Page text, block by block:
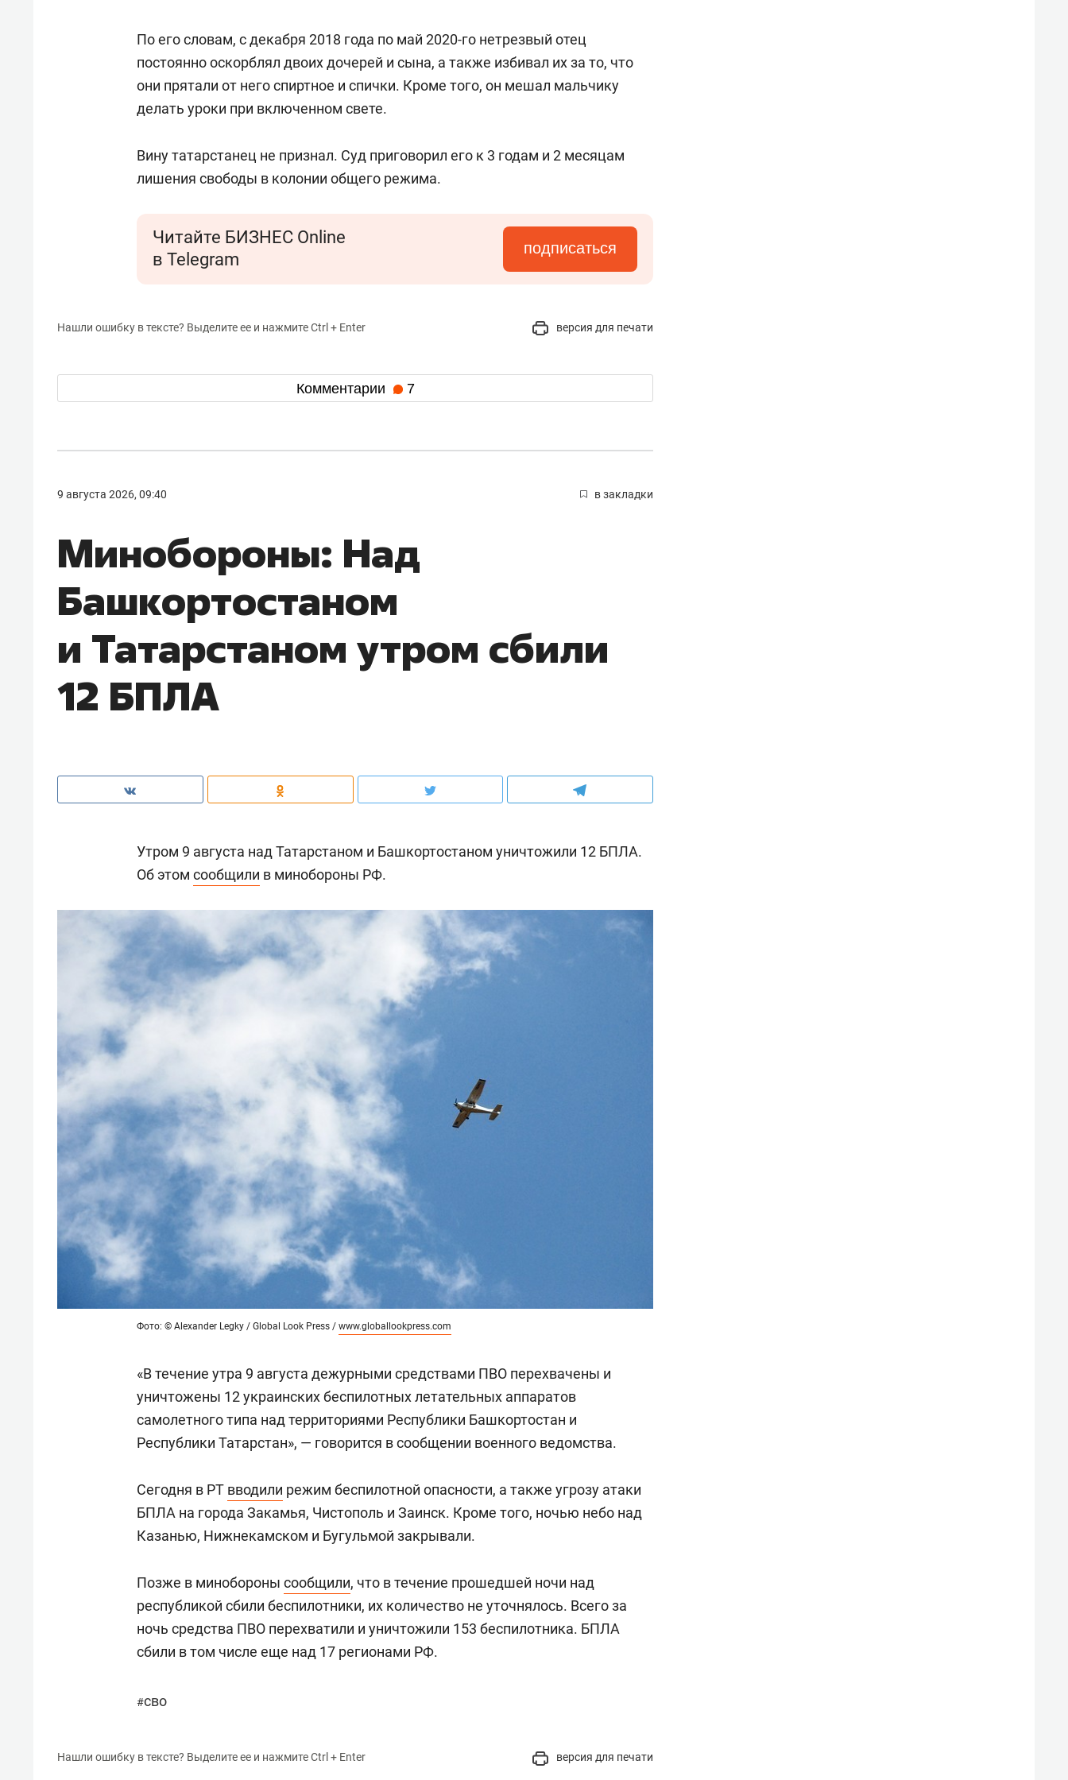
По его словам, с декабря 2018 года по май 2020-го нетрезвый отец
постоянно оскорблял двоих дочерей и сына, а также избивал их за то, что
они прятали от него спиртное и спички. Кроме того, он мешал мальчику
делать уроки при включенном свете.
Вину татарстанец не признал. Суд приговорил его к 3 годам и 2 месяцам
лишения свободы в колонии общего режима.
Читайте БИЗНЕС Online
в Telegram
подписаться
Нашли ошибку в тексте? Выделите ее и нажмите Ctrl + Enter версия для печати
Комментарии 7
9 августа 2026, 09:40 в закладки
Минобороны: Над
Башкортостаном
и Татарстаном утром сбили
12 БПЛА
Утром 9 августа над Татарстаном и Башкортостаном уничтожили 12 БПЛА.
Об этом сообщили в минобороны РФ.
Фото: © Alexander Legky / Global Look Press / www.globallookpress.com
«В течение утра 9 августа дежурными средствами ПВО перехвачены и
уничтожены 12 украинских беспилотных летательных аппаратов
самолетного типа над территориями Республики Башкортостан и
Республики Татарстан», — говорится в сообщении военного ведомства.
Сегодня в РТ вводили режим беспилотной опасности, а также угрозу атаки
БПЛА на города Закамья, Чистополь и Заинск. Кроме того, ночью небо над
Казанью, Нижнекамском и Бугульмой закрывали.
Позже в минобороны сообщили, что в течение прошедшей ночи над
республикой сбили беспилотники, их количество не уточнялось. Всего за
ночь средства ПВО перехватили и уничтожили 153 беспилотника. БПЛА
сбили в том числе еще над 17 регионами РФ.
#сво
Нашли ошибку в тексте? Выделите ее и нажмите Ctrl + Enter версия для печати